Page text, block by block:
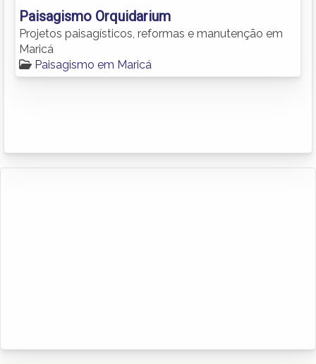
Paisagismo Orquidarium
Projetos paisagísticos, reformas e manutenção em
Maricá
Paisagismo em Maricá